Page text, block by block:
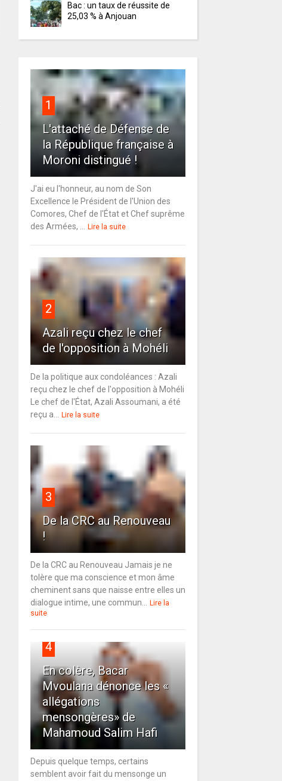
Bac : un taux de réussite de
25,03 % à Anjouan
1
L'attaché de Défense de
la République française à
Moroni distingué !
J'ai eu l'honneur, au nom de Son
Excellence le Président de l'Union des
Comores, Chef de l'État et Chef suprême
des Armées, ...
Lire la suite
2
Azali reçu chez le chef
de l'opposition à Mohéli
De la politique aux condoléances : Azali
reçu chez le chef de l'opposition à Mohéli
Le chef de l'État, Azali Assoumani, a été
reçu a...
Lire la suite
3
De la CRC au Renouveau
!
De la CRC au Renouveau Jamais je ne
tolère que ma conscience et mon âme
cheminent sans que naisse entre elles un
dialogue intime, une commun...
Lire la
suite
4
En colère, Bacar
Mvoulana dénonce les «
allégations
mensongères» de
Mahamoud Salim Hafi
Depuis quelque temps, certains
semblent avoir fait du mensonge un